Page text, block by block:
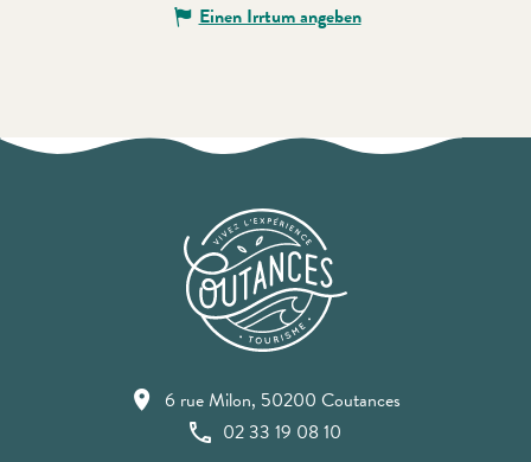
Einen Irrtum angeben
6 rue Milon, 50200 Coutances
02 33 19 08 10